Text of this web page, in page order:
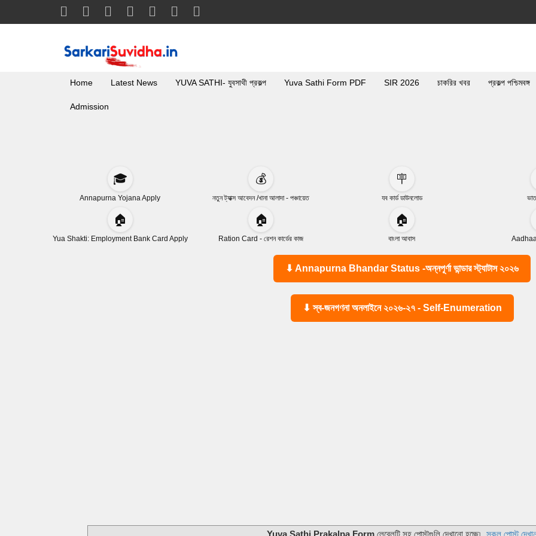
Home Latest News YUVA SATHI- যুবসাথী প্রকল্প Yuva Sathi Form PDF SIR 2026 চাকরির খবর প্রকল্প পশ্চিমবঙ্গ
Admission
🎓
Annapurna Yojana Apply
💰
নতুন ট্যাক্স আবেদন /খানা আলাদা - পঞ্চায়েত
🪧
যব কার্ড ডাউনলোড
🏠
Yua Shakti: Employment Bank Card Apply
🏠
Ration Card - রেশন কার্ডের কাজ
🏠
বাংলা আবাস
⬇ Annapurna Bhandar Status -অন্নপূর্ণা ভান্ডার স্ট্যাটাস ২০২৬
⬇ স্ব-জনগণনা অনলাইনে ২০২৬-২৭ - Self-Enumeration